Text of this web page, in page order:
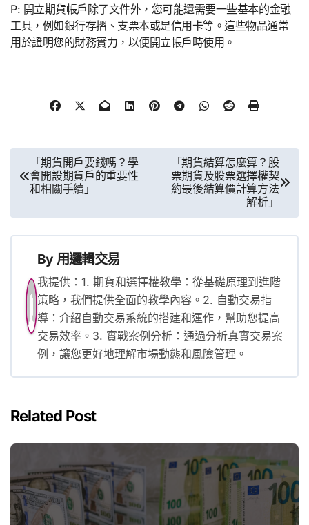
P: 開立期貨帳戶除了文件外，您可能還需要一些基本的金融
工具，例如銀行存摺、支票本或是信用卡等。這些物品通常
用於證明您的財務實力，以便開立帳戶時使用。
章
覽
「期貨開戶要錢嗎？學
會開設期貨戶的重要性
和相關手續」
「期貨結算怎麼算？股
票期貨及股票選擇權契
約最後結算價計算方法
解析」
By 用邏輯交易
我提供：1. 期貨和選擇權教學：從基礎原理到進階
策略，我們提供全面的教學內容。2. 自動交易指
導：介紹自動交易系統的搭建和運作，幫助您提高
交易效率。3. 實戰案例分析：通過分析真實交易案
例，讓您更好地理解市場動態和風險管理。
Related Post